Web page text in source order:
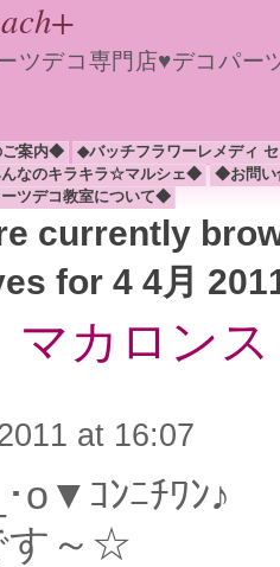
ツデコ専門店♥デコパ
ご案内◆
◆バッチフラワーレメディ
なのキラキラ☆マルシェ◆
◆お問
ツデコ教室について◆
currently
for 4 4月
カロン
at 16:07
o▼ｺﾝﾆﾁﾜﾝ♪
す～☆